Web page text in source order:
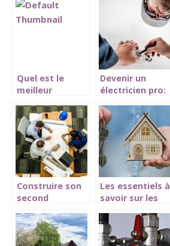
période de
quarantaine?
Quel est le
meilleur
l’immobilier ou
l’or ? On en
parle
Devenir un
électricien pro:
parvenir?
Construire son
second
qu’il faut savoir
Les essentiels à
savoir sur les
construction